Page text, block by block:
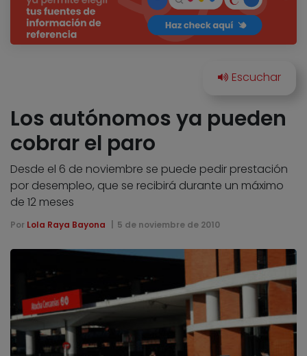
Los autónomos ya pueden
cobrar el paro
Desde el 6 de noviembre se puede pedir prestación
por desempleo, que se recibirá durante un máximo
de 12 meses
Por Lola Raya Bayona 5 de noviembre de 2010